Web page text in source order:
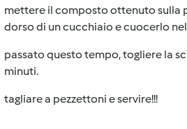
mettere il composto ottenuto sulla
dorso di un cucchiaio e cuocerlo
passato questo tempo, togliere la
minuti.
tagliare a pezzettoni e servire!!!